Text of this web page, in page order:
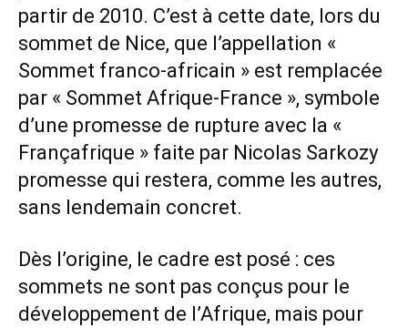
partir de 2010. C’est à cette date, lors du
sommet de Nice, que l’appellation «
Sommet franco-africain » est remplacée
par « Sommet Afrique-France », symbole
d’une promesse de rupture avec la «
Françafrique » faite par Nicolas Sarkozy
promesse qui restera, comme les autres,
sans lendemain concret.
Dès l’origine, le cadre est posé : ces
sommets ne sont pas conçus pour le
développement de l’Afrique, mais pour